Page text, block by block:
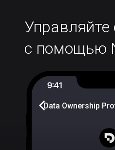
с помощью
Data Ownership